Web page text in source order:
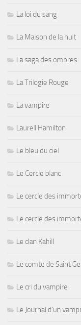
La loi du sang
La Maison de la nuit
La saga des ombres
La Trilogie Rouge
La vampire
Laurell Hamilton
Le bleu du ciel
Le Cercle blanc
Le cercle des
Le cercle des
Le clan Kahill
Le comte de Saint
Le cri du vampire
Le Journal d'un